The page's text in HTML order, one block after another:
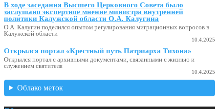
В ходе заседания Высшего Церковного Совета было
заслушано экспертное мнение министра внутренней
политики Калужской области О.А. Калугина
О.А. Калугин поделился опытом регулирования миграционных вопросов в
Калужской области
10.4.2025
Открылся портал «Крестный путь Патриарха Тихона»
Открылся портал с архивными документами, связанными с жизнью и
служением святителя
10.4.2025
Облако меток